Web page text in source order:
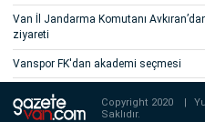
Van İl Jandarma Komutanı
ziyareti
Vanspor FK'dan akademi seçmesi
Copyright 2020
Saklıdır.